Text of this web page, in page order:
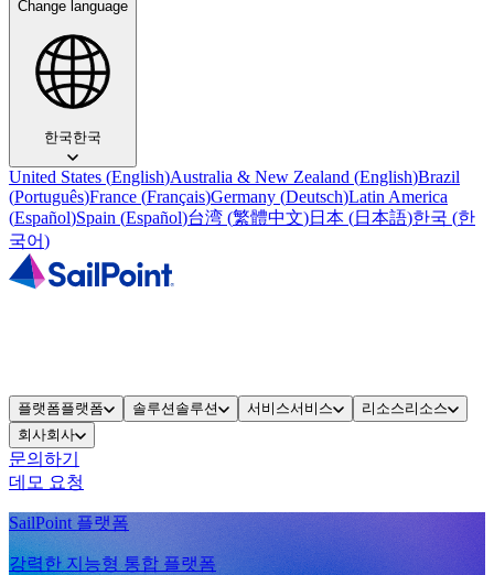
Change language
한국한국
United States (English)Australia & New Zealand (English)Brazil
(Português)France (Français)Germany (Deutsch)Latin America
(Español)Spain (Español)台湾 (繁體中文)日本 (日本語)한국 (한
국어)
플랫폼플랫폼 솔루션 솔루션 서비스서비스 리소스리소스
회사회사
문의하기
데모 요청
SailPoint 플랫폼
강력한 지능형 통합 플랫폼